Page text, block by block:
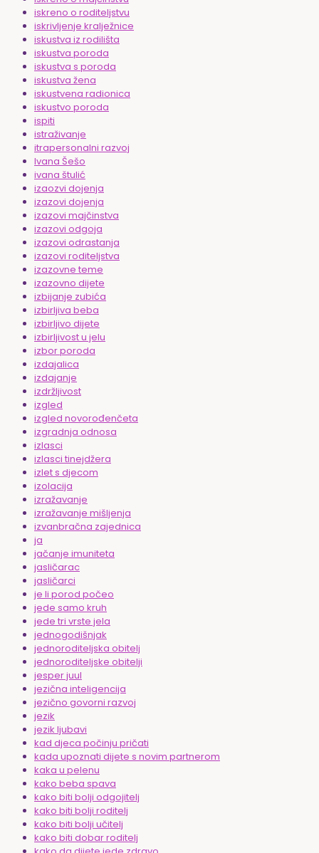
iskreno o roditeljstvu
iskrivljenje kralježnice
iskustva iz rodilišta
iskustva poroda
iskustva s poroda
iskustva žena
iskustvena radionica
iskustvo poroda
ispiti
istraživanje
itrapersonalni razvoj
Ivana Šešo
ivana štulić
izaozvi dojenja
izazovi dojenja
izazovi majčinstva
izazovi odgoja
izazovi odrastanja
izazovi roditeljstva
izazovne teme
izazovno dijete
izbijanje zubića
izbirljiva beba
izbirljivo dijete
izbirljivost u jelu
izbor poroda
izdajalica
izdajanje
izdržljivost
izgled
izgled novorođenčeta
izgradnja odnosa
izlasci
izlasci tinejdžera
izlet s djecom
izolacija
izražavanje
izražavanje mišljenja
izvanbračna zajednica
ja
jačanje imuniteta
jasličarac
jasličarci
je li porod počeo
jede samo kruh
jede tri vrste jela
jednogodišnjak
jednoroditeljska obitelj
jednoroditeljske obitelji
jesper juul
jezična inteligencija
jezično govorni razvoj
jezik
jezik ljubavi
kad djeca počinju pričati
kada upoznati dijete s novim partnerom
kaka u pelenu
kako beba spava
kako biti bolji odgojitelj
kako biti bolji roditelj
kako biti bolji učitelj
kako biti dobar roditelj